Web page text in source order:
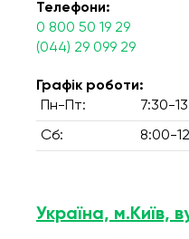
Телефони:
0 800 50 19 29
(044) 29 099 29
Графік роботи:
Пн-Пт:
7:30-
Сб: 8:00-
Україна, м.Київ,